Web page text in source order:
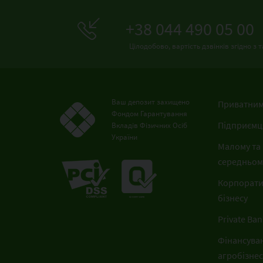
+38 044 490 05 00
Цілодобово, вартість дзвінків згідно
Ваш депозит захищено
Фондом Гарантування
Вкладів Фізичних Осіб
України
Малому та
бізнесу
Private